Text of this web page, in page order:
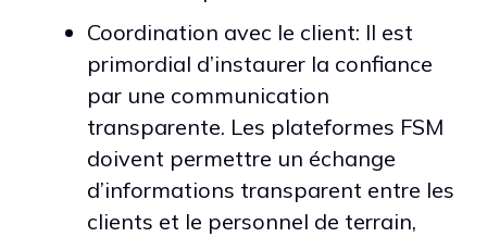
Coordination avec le client: Il est
primordial d’instaurer la confiance
par une communication
transparente. Les plateformes FSM
doivent permettre un échange
d’informations transparent entre les
clients et le personnel de terrain,